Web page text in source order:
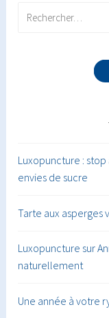
Luxopuncture :
envies de sucre
Tarte aux asperges
Luxopuncture sur
naturellement
Une année à votre